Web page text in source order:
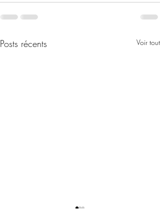
Posts récents Voir tout